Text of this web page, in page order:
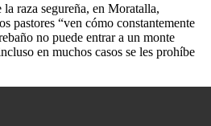
raza segureña, en Moratalla,
pastores “ven cómo constantemente
no puede entrar a un monte
en muchos casos se les prohíbe